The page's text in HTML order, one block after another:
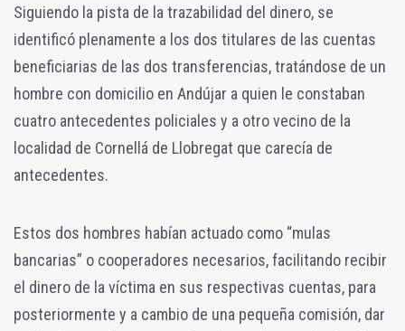
Siguiendo la pista de la trazabilidad del dinero, se
identificó plenamente a los dos titulares de las cuentas
beneficiarias de las dos transferencias, tratándose de un
hombre con domicilio en Andújar a quien le constaban
cuatro antecedentes policiales y a otro vecino de la
localidad de Cornellá de Llobregat que carecía de
antecedentes.
Estos dos hombres habían actuado como “mulas
bancarias” o cooperadores necesarios, facilitando recibir
el dinero de la víctima en sus respectivas cuentas, para
posteriormente y a cambio de una pequeña comisión, dar